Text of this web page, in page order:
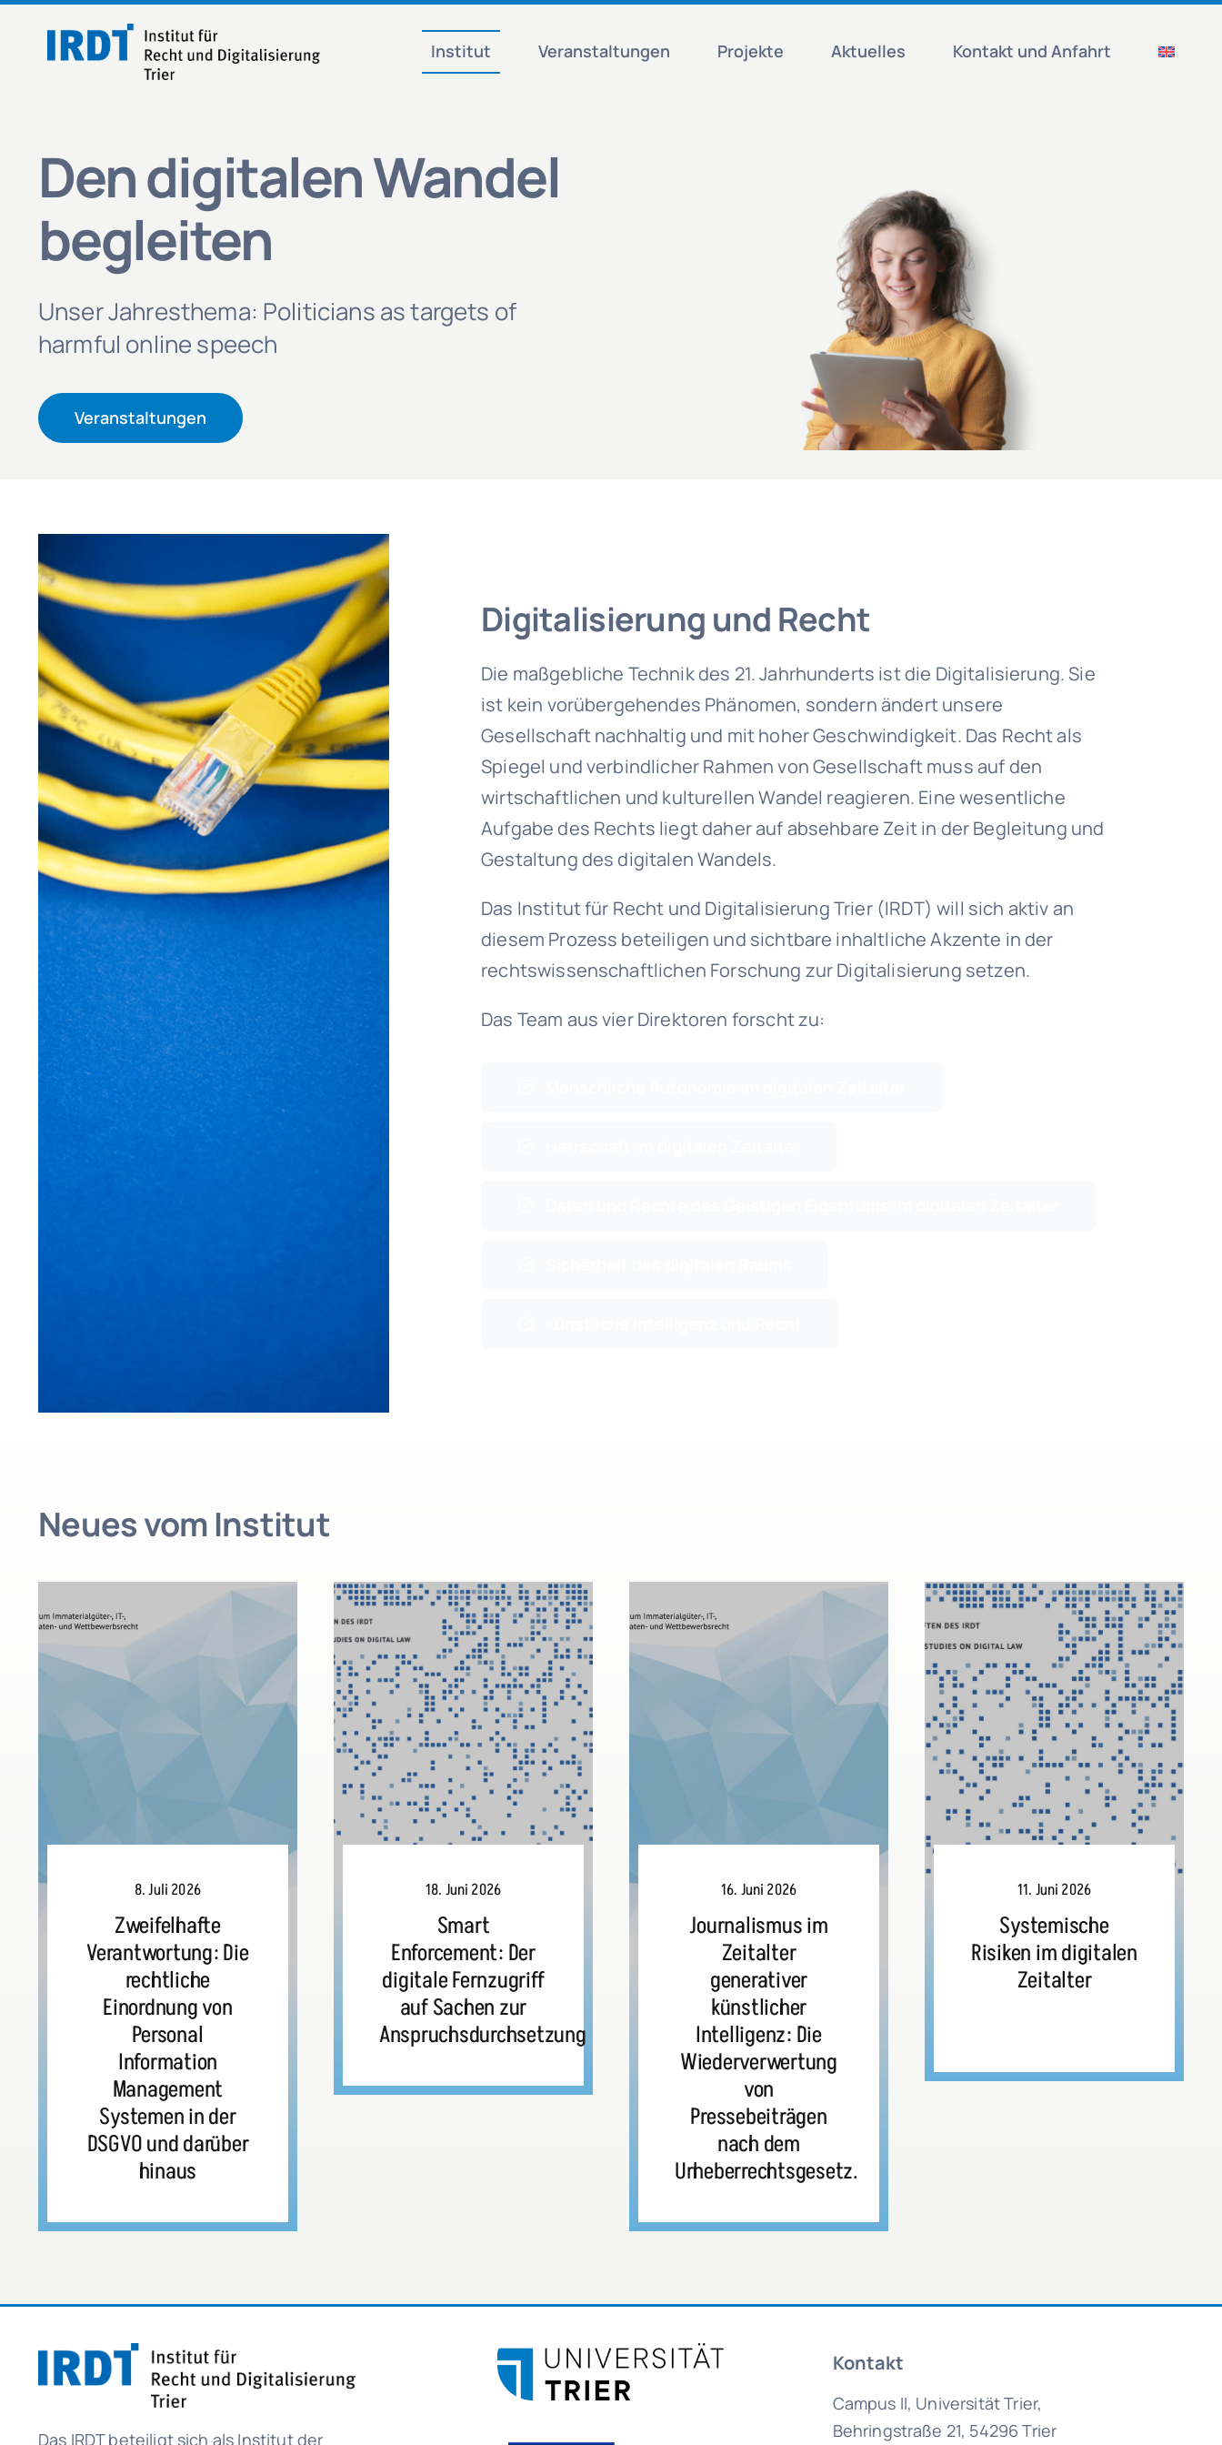
Institut Veranstaltungen Projekte Aktuelles Kontakt und Anfahrt
Den digitalen Wandel
begleiten
Unser Jahresthema: Politicians as targets of
harmful online speech
Veranstaltungen
Digitalisierung und Recht
Die maßgebliche Technik des 21. Jahrhunderts ist die Digitalisierung. Sie
ist kein vorübergehendes Phänomen, sondern ändert unsere
Gesellschaft nachhaltig und mit hoher Geschwindigkeit. Das Recht als
Spiegel und verbindlicher Rahmen von Gesellschaft muss auf den
wirtschaftlichen und kulturellen Wandel reagieren. Eine wesentliche
Aufgabe des Rechts liegt daher auf absehbare Zeit in der Begleitung und
Gestaltung des digitalen Wandels.
Das Institut für Recht und Digitalisierung Trier (IRDT) will sich aktiv an
diesem Prozess beteiligen und sichtbare inhaltliche Akzente in der
rechtswissenschaftlichen Forschung zur Digitalisierung setzen.
Das Team aus vier Direktoren forscht zu:
Neues vom Institut
8. Juli 2026
Zweifelhafte
Verantwortung: Die
rechtliche
Einordnung von
Personal
Information
Management
Systemen in der
DSGVO und darüber
hinaus
18. Juni 2026
Smart
Enforcement: Der
digitale Fernzugriff
auf Sachen zur
Anspruchsdurchsetzung
16. Juni 2026
Journalismus im
Zeitalter
generativer
künstlicher
Intelligenz: Die
Wiederverwertung
von
Pressebeiträgen
nach dem
Urheberrechtsgesetz.
11. Juni 2026
Systemische
Risiken im digitalen
Zeitalter
Das IRDT beteiligt sich als Institut der
Kontakt
Campus II, Universität Trier,
Behringstraße 21, 54296 Trier